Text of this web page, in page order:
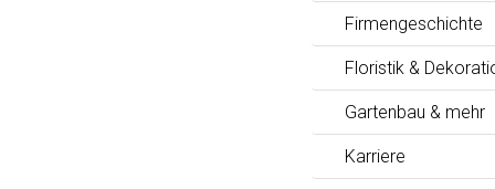
Firmengeschichte
Floristik &
Gartenbau & mehr
Karriere